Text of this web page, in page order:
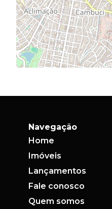
Navegação
Home
Imóveis
Lançamentos
Fale conosco
Quem somos